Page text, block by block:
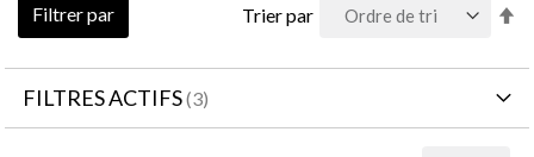
Trier par
Filtrer par
FILTRES ACTIFS